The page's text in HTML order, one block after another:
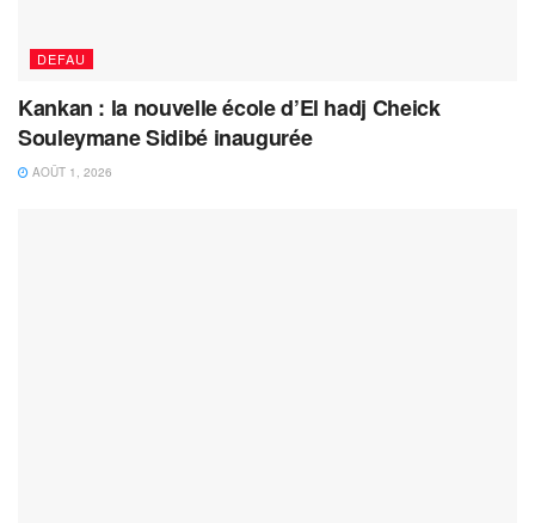
DEFAU
Kankan : la nouvelle école d’El hadj Cheick
Souleymane Sidibé inaugurée
AOÛT 1, 2026